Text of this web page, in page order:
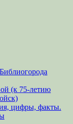
(к 75-летию
цифры, факты.